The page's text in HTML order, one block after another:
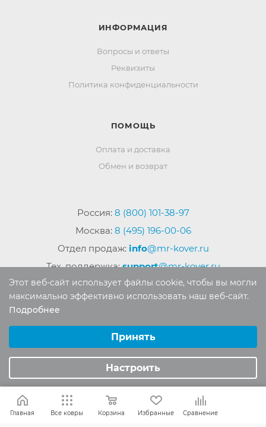
ИНФОРМАЦИЯ
Вопросы и ответы
Реквизиты
Политика конфиденциальности
ПОМОЩЬ
Оплата и доставка
Обмен и возврат
Россия: 8 (800) 101-38-97
Москва: 8 (495) 196-00-06
Отдел продаж: info@mr-kover.ru
Тех. поддержка:support@mr-kover.ru
материалов сайта без письменного разрешения
запрещено.
Главная Все ковры Корзина Избранные Сравнение
Этот веб-сайт использует файлы cookie, чтобы вы могли
максимально эффективно использовать наш веб-сайт.
Подробнее
Аналитические/Функциональные
Принять
Настроить